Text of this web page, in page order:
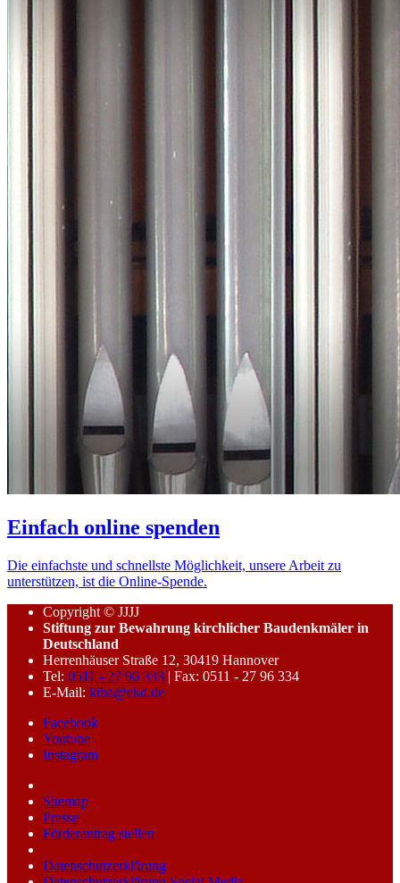
Einfach online spenden
Die einfachste und schnellste Möglichkeit, unsere Arbeit zu
unterstützen, ist die Online-Spende.
Copyright © JJJJ
Stiftung zur Bewahrung kirchlicher Baudenkmäler in
Deutschland
Herrenhäuser Straße 12, 30419 Hannover
Tel: 0511 - 27 96 333 | Fax: 0511 - 27 96 334
E-Mail: kiba@ekd.de
Facebook
Youtube
Instagram
Sitemap
Presse
Förderantrag stellen
Datenschutzerklärung